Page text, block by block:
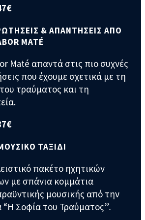
& ΑΠΑΝΤΗΣΕΙΣ ΑΠΟ
MATÉ
Maté απαντά στις πιο συχνές
που έχουμε σχετικά με τη
τραύματος και τη
ΤΑΞΙΔΙ
πακέτο ηχητικών
με σπάνια κομμάτια
μουσικής από την
“Η Σοφία του Τραύματος”.